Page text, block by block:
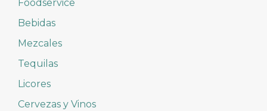
Foodservice
Bebidas
Mezcales
Tequilas
Licores
Cervezas y Vinos